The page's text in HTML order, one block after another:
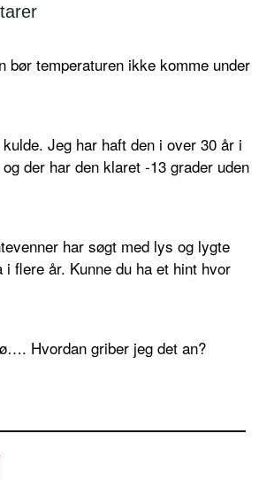
temperaturen ikke komme under
Jeg har haft den i over 30 år i
der har den klaret -13 grader uden
har søgt med lys og lygte
i flere år. Kunne du ha et hint hvor
Hvordan griber jeg det an?